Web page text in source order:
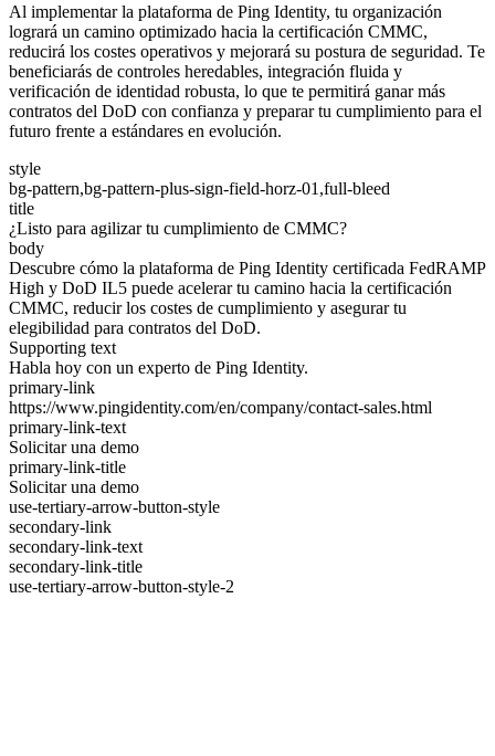
Al implementar la plataforma de Ping Identity, tu organización
logrará un camino optimizado hacia la certificación CMMC,
reducirá los costes operativos y mejorará su postura de seguridad. Te
beneficiarás de controles heredables, integración fluida y
verificación de identidad robusta, lo que te permitirá ganar más
contratos del DoD con confianza y preparar tu cumplimiento para el
futuro frente a estándares en evolución.
style
bg-pattern,bg-pattern-plus-sign-field-horz-01,full-bleed
title
¿Listo para agilizar tu cumplimiento de CMMC?
body
Descubre cómo la plataforma de Ping Identity certificada FedRAMP
High y DoD IL5 puede acelerar tu camino hacia la certificación
CMMC, reducir los costes de cumplimiento y asegurar tu
elegibilidad para contratos del DoD.
Supporting text
Habla hoy con un experto de Ping Identity.
primary-link
https://www.pingidentity.com/en/company/contact-sales.html
primary-link-text
Solicitar una demo
primary-link-title
Solicitar una demo
use-tertiary-arrow-button-style
secondary-link
secondary-link-text
secondary-link-title
use-tertiary-arrow-button-style-2